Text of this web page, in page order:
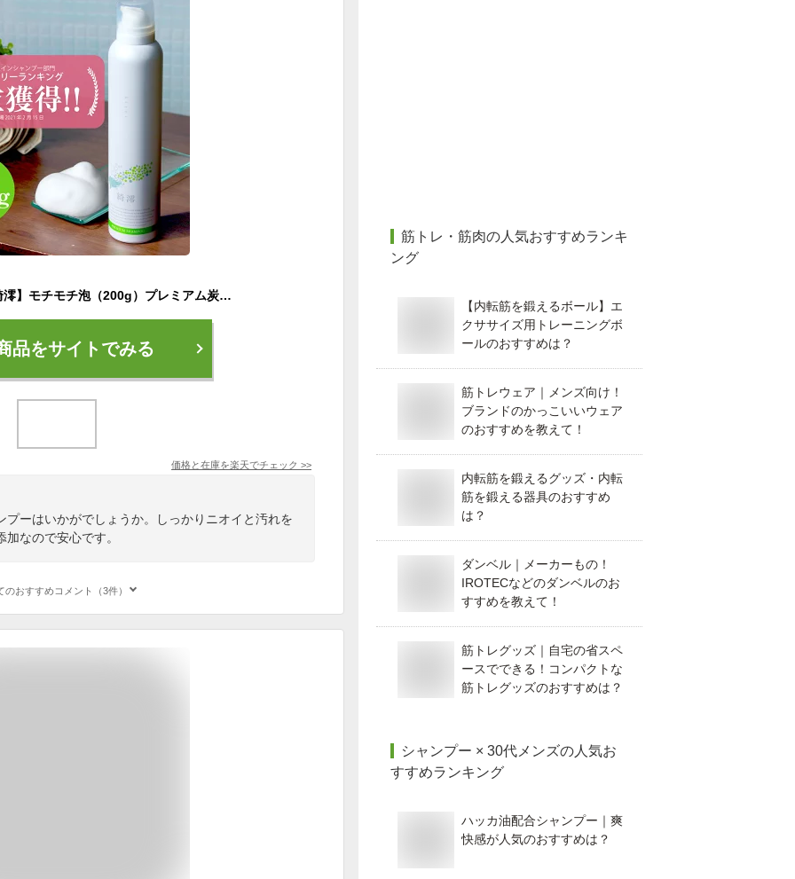
【炭酸泡シャンプー綺澪】モチモチ泡（200g）プレミアム炭酸泡シャンプー 200g エイジングケア 炭酸 泡 シャンプー 泡シャンプー
品をサイトでみる
価格と在庫を楽天でチェック >>
プーはいかがでしょうか。しっかりニオイと汚れを
なので安心です。
のおすすめコメント（3件）
筋トレ・筋肉の人気おすすめランキ
ング
【内転筋を鍛えるボール】エ
クササイズ用トレーニングボ
ールのおすすめは？
筋トレウェア｜メンズ向け！
ブランドのかっこいいウェア
のおすすめを教えて！
内転筋を鍛えるグッズ・内転
筋を鍛える器具のおすすめ
は？
ダンベル｜メーカーもの！
IROTECなどのダンベルのお
すすめを教えて！
筋トレグッズ｜自宅の省スペ
ースでできる！コンパクトな
筋トレグッズのおすすめは？
シャンプー × 30代メンズの人気お
すすめランキング
ハッカ油配合シャンプー｜爽
快感が人気のおすすめは？